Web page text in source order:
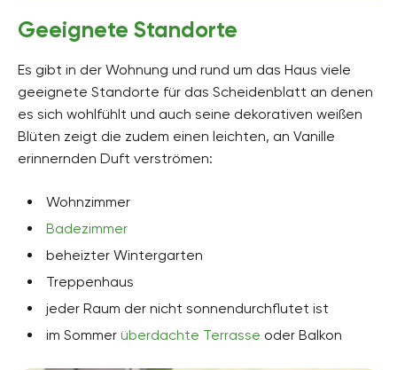
Geeignete Standorte
Es gibt in der Wohnung und rund um das Haus viele
geeignete Standorte für das Scheidenblatt an denen
es sich wohlfühlt und auch seine dekorativen weißen
Blüten zeigt die zudem einen leichten, an Vanille
erinnernden Duft verströmen:
Wohnzimmer
Badezimmer
beheizter Wintergarten
Treppenhaus
jeder Raum der nicht sonnendurchflutet ist
im Sommer überdachte Terrasse oder Balkon